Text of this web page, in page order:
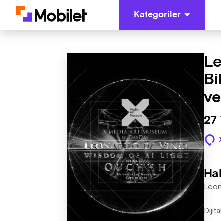
Kategoriler
27